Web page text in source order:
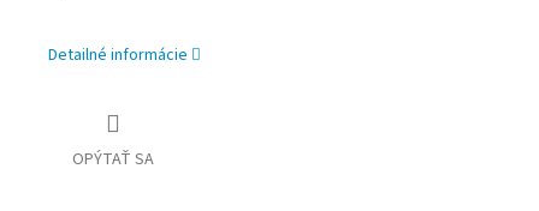
Detailné informácie
OPÝTAŤ SA